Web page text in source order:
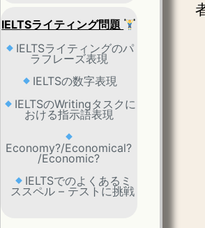
IELTSライティング問題
IELTSライティングのパ
ラフレーズ表現
IELTSの数字表現
IELTSのWritingタスクに
おける指示語表現
Economy?/Economical?
/Economic?
IELTSでのよくあるミ
ススペル – テストに挑戦